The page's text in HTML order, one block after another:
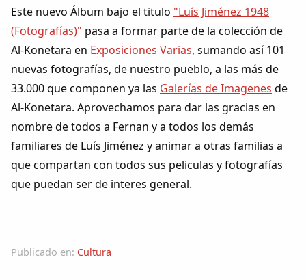
Cancionero Local
Apodos
Peñas
La palra
Modo oscuro
Este nuevo Álbum bajo el titulo "Luís Jiménez 1948
(Fotografías)" pasa a formar parte de la colección de
Al-Konetara en Exposiciones Varias, sumando así 101
nuevas fotografías, de nuestro pueblo, a las más de
33.000 que componen ya las Galerías de Imagenes de
Al-Konetara. Aprovechamos para dar las gracias en
nombre de todos a Fernan y a todos los demás
familiares de Luís Jiménez y animar a otras familias a
que compartan con todos sus peliculas y fotografías
que puedan ser de interes general.
Publicado en: Cultura